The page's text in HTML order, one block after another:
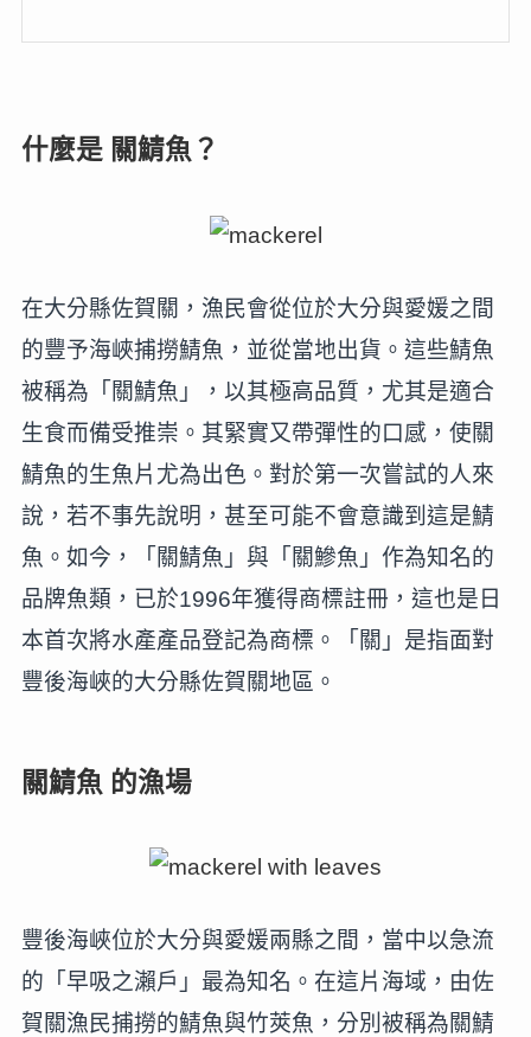
什麼是 關鯖魚？
在大分縣佐賀關，漁民會從位於大分與愛媛之間
的豐予海峽捕撈鯖魚，並從當地出貨。這些鯖魚
被稱為「關鯖魚」，以其極高品質，尤其是適合
生食而備受推崇。其緊實又帶彈性的口感，使關
鯖魚的生魚片尤為出色。對於第一次嘗試的人來
說，若不事先說明，甚至可能不會意識到這是鯖
魚。如今，「關鯖魚」與「關鰺魚」作為知名的
品牌魚類，已於1996年獲得商標註冊，這也是日
本首次將水產產品登記為商標。「關」是指面對
豐後海峽的大分縣佐賀關地區。
關鯖魚 的漁場
豐後海峽位於大分與愛媛兩縣之間，當中以急流
的「早吸之瀨戶」最為知名。在這片海域，由佐
賀關漁民捕撈的鯖魚與竹莢魚，分別被稱為關鯖